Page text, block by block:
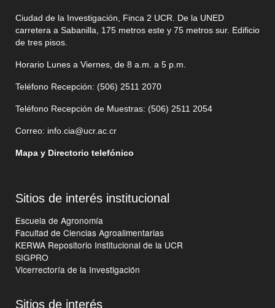
Ciudad de la Investigación, Finca 2 UCR. De la UNED
carretera a Sabanilla, 175 metros este y 75 metros sur. Edificio
de tres pisos.
Horario Lunes a Viernes, de 8 a.m. a 5 p.m.
Teléfono Recepción: (506) 2511 2070
Teléfono Recepción de Muestras: (506) 2511 2054
Correo: info.cia@ucr.ac.cr
Mapa y Directorio telefónico
Sitios de interés institucional
Escuela de Agronomía
Facultad de Ciencias Agroalimentarias
KERWA Repositorio Institucional de la UCR
SIGPRO
Vicerrectoría de la Investigación
Sitios de interés